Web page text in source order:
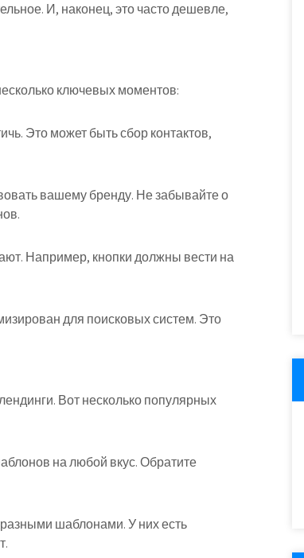
И, наконец, это часто дешевле,
ключевых моментов:
Это может быть сбор контактов,
вашему бренду. Не забывайте о
Например, кнопки должны вести на
для поисковых систем. Это
Вот несколько популярных
на любой вкус. Обратите
шаблонами. У них есть